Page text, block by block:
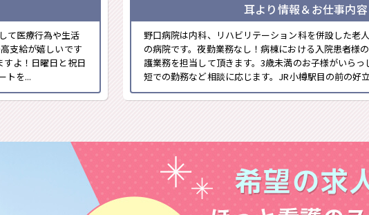
て医療行為や生活
支給が嬉しいです
よ！日曜日と祝日
トを...
耳より情報＆お仕事内容
野口病院は内科、リハビリテーション科を併設した老
の病院です。夜勤業務なし！病棟における入院患者様
護業務を担当して頂きます。3歳未満のお子様がいら
短での勤務など相談に応じます。JR小樽駅目の前の好